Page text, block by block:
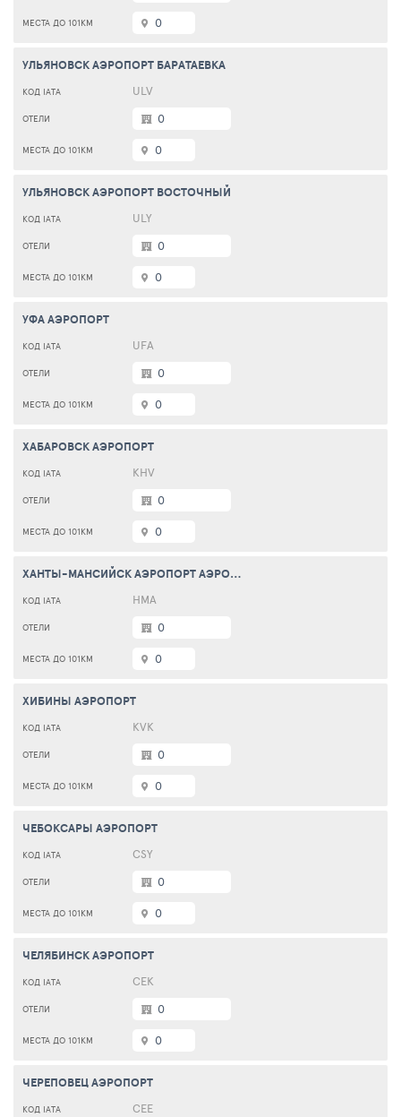
0
УЛЬЯНОВСК АЭРОПОРТ БАРАТАЕВКА
ULV
0
0
УЛЬЯНОВСК АЭРОПОРТ ВОСТОЧНЫЙ
ULY
0
0
УФА АЭРОПОРТ
UFA
0
0
ХАБАРОВСК АЭРОПОРТ
KHV
0
0
ХАНТЫ-МАНСИЙСК АЭРОПОРТ АЭРОПОРТ
HMA
0
0
ХИБИНЫ АЭРОПОРТ
KVK
0
0
ЧЕБОКСАРЫ АЭРОПОРТ
CSY
0
0
ЧЕЛЯБИНСК АЭРОПОРТ
CEK
0
0
ЧЕРЕПОВЕЦ АЭРОПОРТ
CEE